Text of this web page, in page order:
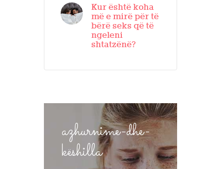
Kur është koha
më e mirë për të
bërë seks që të
ngeleni
shtatzënë?
azhurnime-dhe-
këshilla